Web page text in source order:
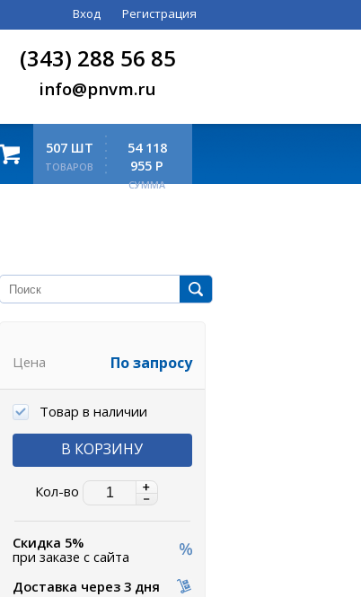
Вход Регистрация
(343) 288 56 85
info@pnvm.ru
507 ШТ
ТОВАРОВ
54 118
955 Р
СУММА
По запросу
Цена
Товар в наличии
В КОРЗИНУ
Кол-во
Скидка 5%
при заказе с сайта
Доставка через 3 дня